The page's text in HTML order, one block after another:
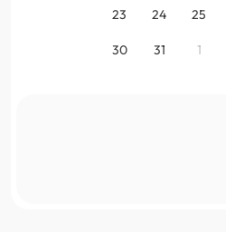
23 24 25
30 31 1